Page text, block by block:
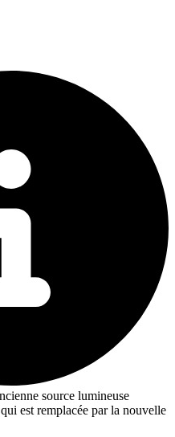
source lumineuse
est remplacée par la nouvelle